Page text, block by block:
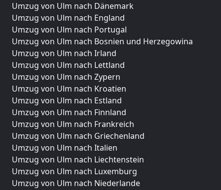
Umzug von Ulm nach Dänemark
Umzug von Ulm nach England
Umzug von Ulm nach Portugal
Umzug von Ulm nach Bosnien und Herzegowina
Umzug von Ulm nach Irland
Umzug von Ulm nach Lettland
Umzug von Ulm nach Zypern
Umzug von Ulm nach Kroatien
Umzug von Ulm nach Estland
Umzug von Ulm nach Finnland
Umzug von Ulm nach Frankreich
Umzug von Ulm nach Griechenland
Umzug von Ulm nach Italien
Umzug von Ulm nach Liechtenstein
Umzug von Ulm nach Luxemburg
Umzug von Ulm nach Niederlande